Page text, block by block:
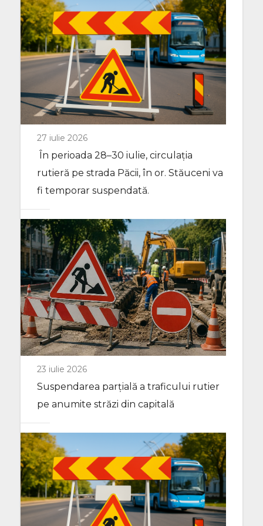
27 iulie 2026
În perioada 28–30 iulie, circulația
rutieră pe strada Păcii, în or. Stăuceni va
fi temporar suspendată.
23 iulie 2026
Suspendarea parțială a traficului rutier
pe anumite străzi din capitală